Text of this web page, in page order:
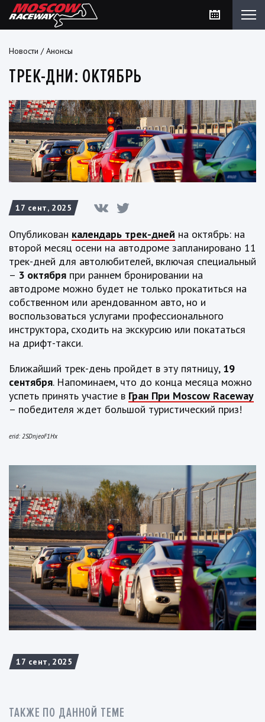
Новости /Анонсы
ТРЕК-ДНИ: ОКТЯБРЬ
17 сент, 2025
Опубликован календарь трек-дней на октябрь: на
второй месяц осени на автодроме запланировано 11
трек-дней для автолюбителей, включая специальный
– 3 октября при раннем бронировании на
автодроме можно будет не только прокатиться на
собственном или арендованном авто, но и
воспользоваться услугами профессионального
инструктора, сходить на экскурсию или покататься
на дрифт-такси.
Ближайший трек-день пройдет в эту пятницу, 19
сентября. Напоминаем, что до конца месяца можно
успеть принять участие в Гран При Moscow Raceway
– победителя ждет большой туристический приз!
erid: 2SDnjeoF1Hx
17 сент, 2025
ТАКЖЕ ПО ДАННОЙ ТЕМЕ